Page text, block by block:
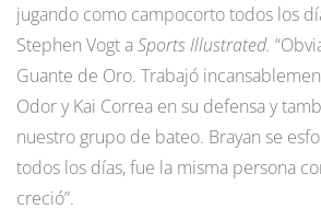
jugando como campocorto todos los
Stephen Vogt aSports Illustrated.
Guante de Oro. Trabajó
Odor y Kai Correa en su defensa y
nuestro grupo de bateo. Brayan se
todos los días, fue la misma persona
creció”.